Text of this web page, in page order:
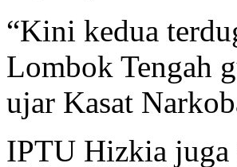
“Kini kedua
Lombok Tengah
ujar Kasat
IPTU Hizkia juga